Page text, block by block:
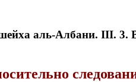
Албани. III. 3.